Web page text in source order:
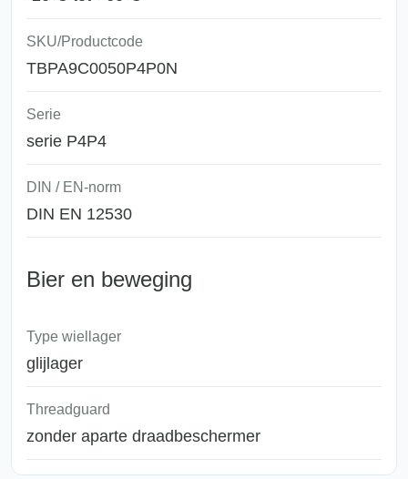
SKU/Productcode
TBPA9C0050P4P0N
Serie
serie P4P4
DIN / EN-norm
DIN EN 12530
Bier en beweging
Type wiellager
glijlager
Threadguard
zonder aparte draadbeschermer